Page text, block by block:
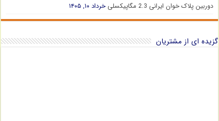
دوربین پلاک خوان ایرانی 2.3 مگاپیکسلی
خرداد ۱۰, ۱۴۰۵
گزیده ای از مشتریان